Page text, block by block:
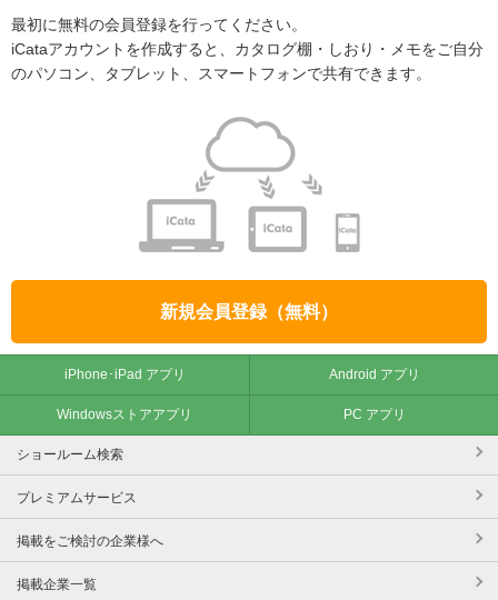
最初に無料の会員登録を行ってください。
iCataアカウントを作成すると、カタログ棚・しおり・メモをご自分
のパソコン、タブレット、スマートフォンで共有できます。
新規会員登録（無料）
iPhone･iPad アプリ Android アプリ
Windowsストアアプリ PC アプリ
ショールーム検索
プレミアムサービス
掲載をご検討の企業様へ
掲載企業一覧